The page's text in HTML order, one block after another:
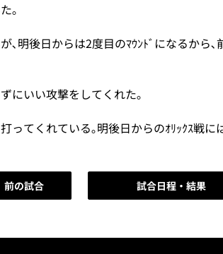
｡
､明後日からは2度目のﾏｳﾝﾄﾞになるから
にいい攻撃をしてくれた｡
ってくれている｡明後日からのｵﾘｯｸｽ戦
前の試合 試合日程・結果